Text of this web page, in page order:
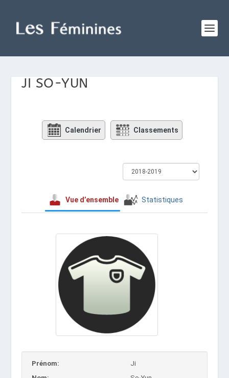
JI SO-YUN
Calendrier Classements
Vue d’ensemble Statistiques
Prénom:
Ji